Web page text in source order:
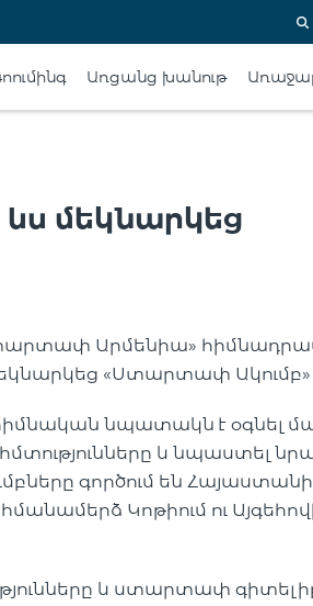
Առցանց խանութ
մեկնարկեց
Արմենիա»
«Ստարտափ
նպատակն է օգնել
և նպաստել
գործում են Հայաստանի
Կոթիում ու
և ստարտափ